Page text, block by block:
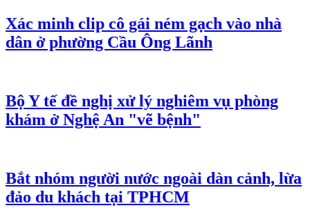
Xác minh clip cô gái ném gạch vào nhà
dân ở phường Cầu Ông Lãnh
Bộ Y tế đề nghị xử lý nghiêm vụ phòng
khám ở Nghệ An "vẽ bệnh"
Bắt nhóm người nước ngoài dàn cảnh, lừa
đảo du khách tại TPHCM